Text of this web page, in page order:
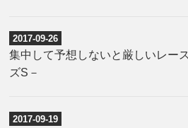
2017-09-26
集中して予想しないと厳しいレー
ズS－
2017-09-19